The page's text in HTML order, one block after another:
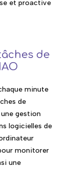
et proactive
de
minute
de
gestion
logicielles de
monitorer
une